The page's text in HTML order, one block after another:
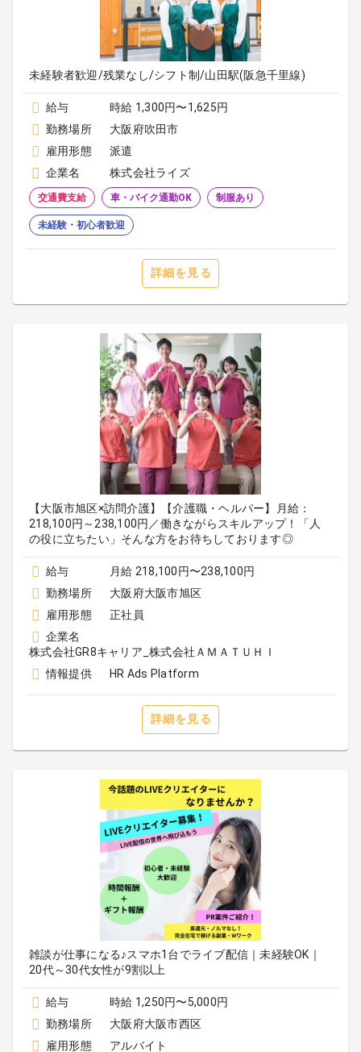
未経験者歓迎/残業なし/シフト制/山田駅(阪急千里線)
給与
時給 1,300円〜1,625円
勤務場所
大阪府吹田市
雇用形態
派遣
企業名
株式会社ライズ
交通費支給 車・バイク通勤OK 制服あり
未経験・初心者歓迎
詳細を見る
【大阪市旭区×訪問介護】【介護職・ヘルパー】月給：
218,100円～238,100円／働きながらスキルアップ！「人
の役に立ちたい」そんな方をお待ちしております◎
給与
月給 218,100円〜238,100円
勤務場所
大阪府大阪市旭区
雇用形態
正社員
企業名
株式会社GR8キャリア_株式会社ＡＭＡＴＵＨＩ
情報提供
HR Ads Platform
詳細を見る
雑談が仕事になる♪スマホ1台でライブ配信｜未経験OK｜
20代～30代女性が9割以上
給与
時給 1,250円〜5,000円
勤務場所
大阪府大阪市西区
雇用形態
アルバイト